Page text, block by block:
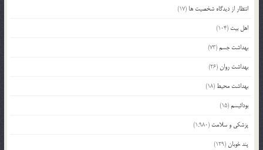
انتظار از دیدگاه شخصیت ها (17)
اهل بیت (104)
بهداشت جسم(73)
بهداشت روان(26)
بهداشت محیط (18)
بودائیسم(15)
پزشکی و سلامت (1,980)
پند خوبان(129)